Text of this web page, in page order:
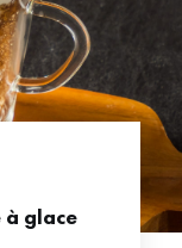
à glace